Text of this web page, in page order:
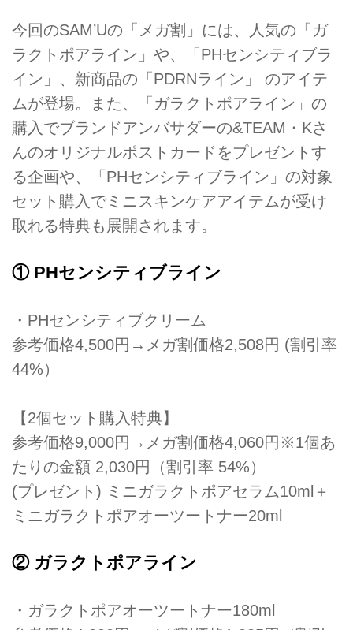
今回のSAM’Uの「メガ割」には、人気の「ガ
ラクトポアライン」や、「PHセンシティブラ
イン」、新商品の「PDRNライン」 のアイテ
ムが登場。また、「ガラクトポアライン」の
購入でブランドアンバサダーの&TEAM・Kさ
んのオリジナルポストカードをプレゼントす
る企画や、「PHセンシティブライン」の対象
セット購入でミニスキンケアアイテムが受け
取れる特典も展開されます。
① PHセンシティブライン
・PHセンシティブクリーム
参考価格4,500円→メガ割価格2,508円 (割引率
44%）
【2個セット購入特典】
参考価格9,000円→メガ割価格4,060円※1個あ
たりの金額 2,030円（割引率 54%）
(プレゼント) ミニガラクトポアセラム10ml＋
ミニガラクトポアオーツートナー20ml
② ガラクトポアライン
・ガラクトポアオーツートナー180ml